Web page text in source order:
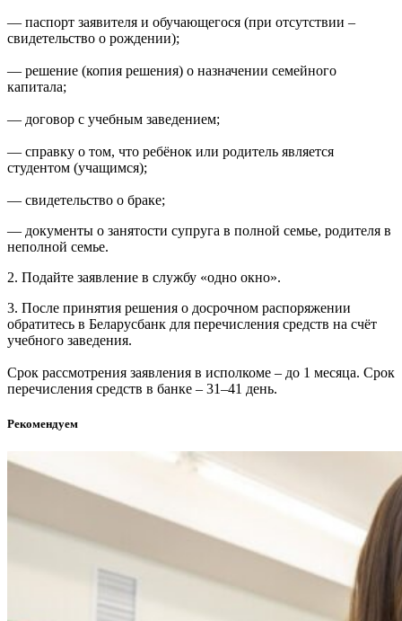
— паспорт заявителя и обучающегося (при отсутствии –
свидетельство о рождении);
— решение (копия решения) о назначении семейного
капитала;
— договор с учебным заведением;
— справку о том, что ребёнок или родитель является
студентом (учащимся);
— свидетельство о браке;
— документы о занятости супруга в полной семье, родителя в
неполной семье.
2. Подайте заявление в службу «одно окно».
3. После принятия решения о досрочном распоряжении
обратитесь в Беларусбанк для перечисления средств на счёт
учебного заведения.
Срок рассмотрения заявления в исполкоме – до 1 месяца. Срок
перечисления средств в банке – 31–41 день.
Рекомендуем